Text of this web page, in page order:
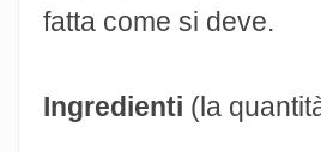
fatta come si deve.
Ingredienti (la